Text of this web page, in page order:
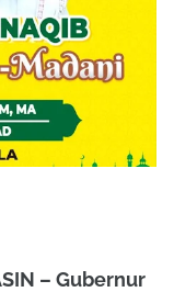
– Gubernur